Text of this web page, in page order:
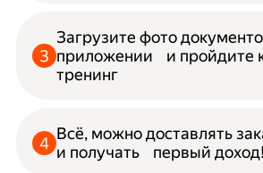
Загрузите фото
приложении и пройдите
тренинг
Всё, можно доставлять
и получать первый доход!